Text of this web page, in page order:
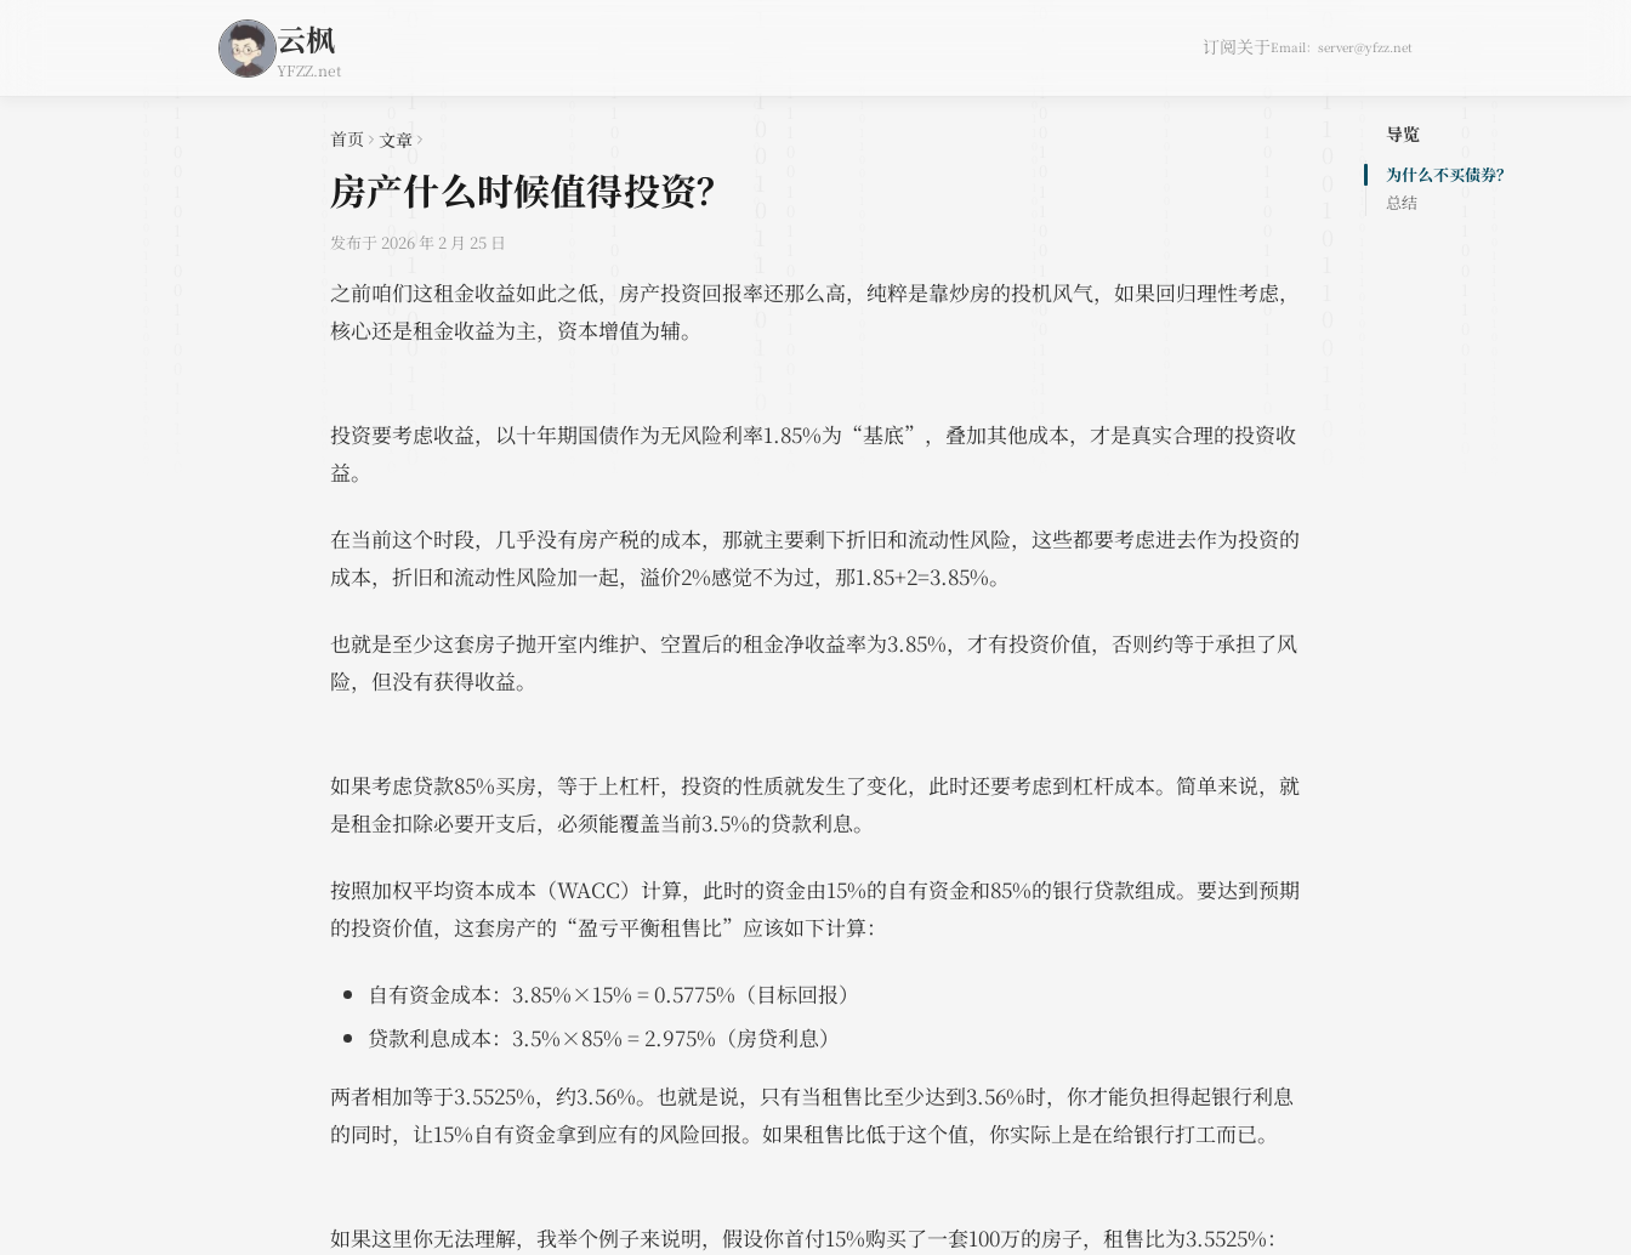
云枫
YFZZ.net
订阅关于Email：server@yfzz.net
导览
为什么不买债券？
总结
首页 文章
房产什么时候值得投资？
发布于 2026 年 2 月 25 日
之前咱们这租金收益如此之低，房产投资回报率还那么高，纯粹是靠炒房的投机风气，如果回归理性考虑，
核心还是租金收益为主，资本增值为辅。
投资要考虑收益，以十年期国债作为无风险利率1.85%为“基底”，叠加其他成本，才是真实合理的投资收
益。
在当前这个时段，几乎没有房产税的成本，那就主要剩下折旧和流动性风险，这些都要考虑进去作为投资的
成本，折旧和流动性风险加一起，溢价2%感觉不为过，那1.85+2=3.85%。
也就是至少这套房子抛开室内维护、空置后的租金净收益率为3.85%，才有投资价值，否则约等于承担了风
险，但没有获得收益。
如果考虑贷款85%买房，等于上杠杆，投资的性质就发生了变化，此时还要考虑到杠杆成本。简单来说，就
是租金扣除必要开支后，必须能覆盖当前3.5%的贷款利息。
按照加权平均资本成本（WACC）计算，此时的资金由15%的自有资金和85%的银行贷款组成。要达到预期
的投资价值，这套房产的“盈亏平衡租售比”应该如下计算：
自有资金成本：3.85%×15% = 0.5775%（目标回报）
贷款利息成本：3.5%×85% = 2.975%（房贷利息）
两者相加等于3.5525%，约3.56%。也就是说，只有当租售比至少达到3.56%时，你才能负担得起银行利息
的同时，让15%自有资金拿到应有的风险回报。如果租售比低于这个值，你实际上是在给银行打工而已。
如果这里你无法理解，我举个例子来说明，假设你首付15%购买了一套100万的房子，租售比为3.5525%：